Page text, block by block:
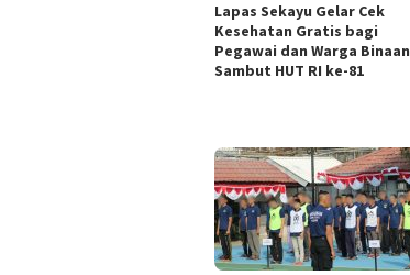
Lapas Sekayu Gelar Cek
Kesehatan Gratis bagi
Pegawai dan Warga Binaan
Sambut HUT RI ke-81